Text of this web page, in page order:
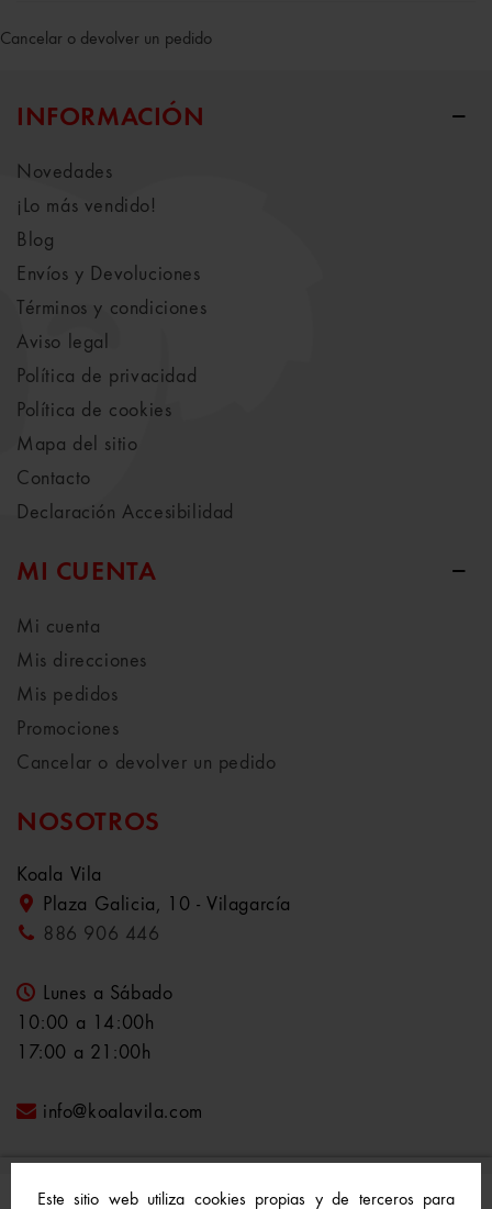
Este sitio web utiliza cookies propias y de terceros para
Cancelar o devolver un pedido
INFORMACIÓN
Novedades
¡Lo más vendido!
Blog
Envíos y Devoluciones
Términos y condiciones
Aviso legal
Política de privacidad
Política de cookies
Mapa del sitio
Contacto
Declaración Accesibilidad
MI CUENTA
Mi cuenta
Mis direcciones
Mis pedidos
Promociones
Cancelar o devolver un pedido
NOSOTROS
Koala Vila
Plaza Galicia, 10 - Vilagarcía
886 906 446
Lunes a Sábado
10:00 a 14:00h
17:00 a 21:00h
info@koalavila.com